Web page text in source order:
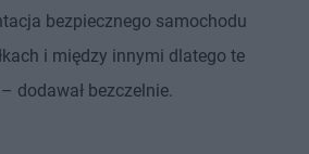
bezpiecznego samochodu
i między innymi dlatego te
dodawał bezczelnie.